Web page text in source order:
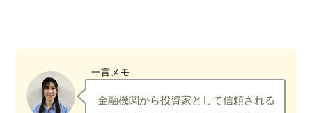
一言メモ
金融機関から投資家として信頼される